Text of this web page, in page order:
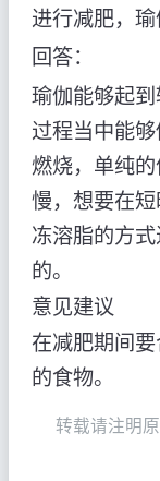
进行减肥，瑜
回答：
瑜伽能够起
过程当中能
燃烧，单纯
慢，想要在
冻溶脂的方
的。
意见建议
在减肥期间
的食物。
转载请注明